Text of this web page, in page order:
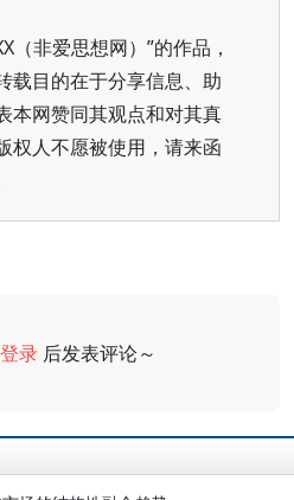
（非爱思想网）”的作品，
载目的在于分享信息、助
本网赞同其观点和对其真
权人不愿被使用，请来函
登录 后发表评论～